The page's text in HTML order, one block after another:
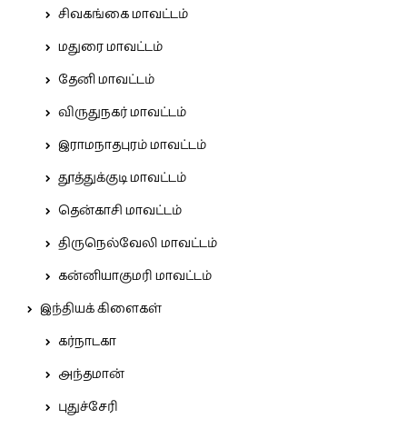
சிவகங்கை மாவட்டம்
மதுரை மாவட்டம்
தேனி மாவட்டம்
விருதுநகர் மாவட்டம்
இராமநாதபுரம் மாவட்டம்
தூத்துக்குடி மாவட்டம்
தென்காசி மாவட்டம்
திருநெல்வேலி மாவட்டம்
கன்னியாகுமரி மாவட்டம்
இந்தியக் கிளைகள்
கர்நாடகா
அந்தமான்
புதுச்சேரி